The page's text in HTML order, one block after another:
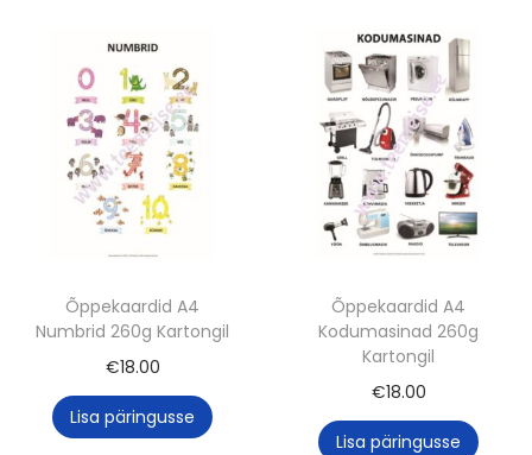
Õppekaardid A4
Numbrid 260g Kartongil
€18.00
Lisa päringusse
Õppekaardid A4
Kodumasinad 260g
Kartongil
€18.00
Lisa päringusse